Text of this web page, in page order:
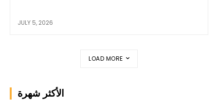
JULY 5, 2026
LOAD MORE
الأكثر شهرة